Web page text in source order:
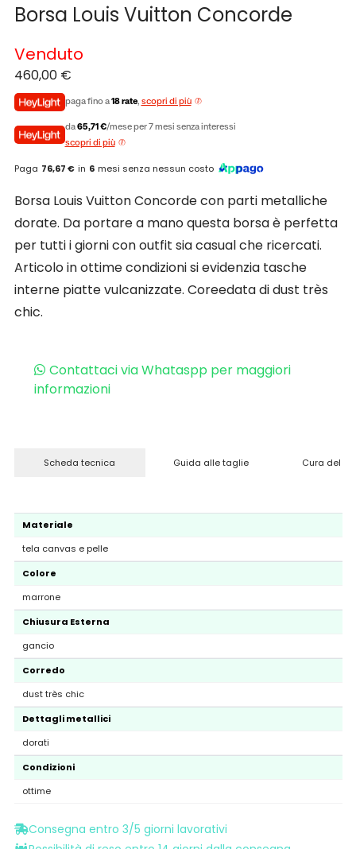
Borsa Louis Vuitton Concorde
460,00 €
paga fino a18 rate, scopri di più
da65,71 €/mese per 7 mesi senza interessi
scopri di più
Paga 76,67 € in 6 mesi senza nessun costo
Venduto
Borsa Louis Vuitton Concorde con parti metalliche
dorate. Da portare a mano questa borsa è perfetta
per tutti i giorni con outfit sia casual che ricercati.
Articolo in ottime condizioni si evidenzia tasche
interne piatte vulcanizzate. Coreedata di dust très
chic.
Contattaci via Whataspp per maggiori
informazioni
Scheda tecnica Guida alle taglie Cura del
Materiale
tela canvas e pelle
Colore
marrone
Chiusura Esterna
gancio
Corredo
dust très chic
Dettagli metallici
dorati
Condizioni
ottime
Consegna entro 3/5 giorni lavorativi